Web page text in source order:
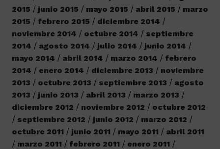
2015
junio 2015 mayo 2015 abril 2015
marzo
2015
febrero 2015
diciembre 2014
noviembre 2014
octubre 2014
septiembre
2014
agosto 2014 julio 2014
junio 2014
mayo 2014
abril 2014 marzo 2014
febrero
2014
enero 2014 diciembre 2013
noviembre
2013
octubre 2013 septiembre 2013
agosto
2013
junio 2013 abril 2013
marzo 2013
diciembre 2012
noviembre 2012
octubre 2012
septiembre 2012
junio 2012
marzo 2012
octubre 2011
junio 2011 mayo 2011
abril 2011
marzo 2011
febrero 2011
enero 2011